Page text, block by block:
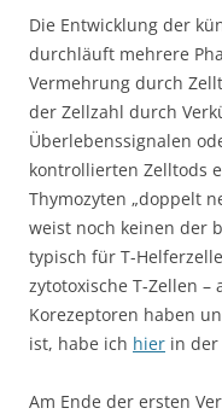
Die Entwicklung der
durchläuft mehrere
Vermehrung durch
der Zellzahl durch
Überlebenssignalen
kontrollierten Zelltods
Thymozyten „doppelt
weist noch keinen der
typisch für T-
zytotoxische T-Zellen –
Korezeptoren haben
ist, habe ich hier in
Am Ende der ersten